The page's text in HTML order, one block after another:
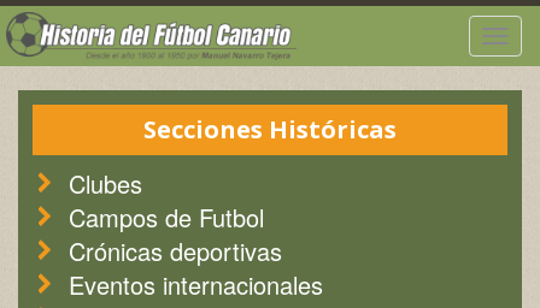
Secciones Históricas
Clubes
Campos de Futbol
Crónicas deportivas
Eventos internacionales